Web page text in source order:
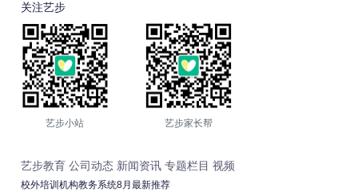
关注艺步
艺步小站 艺步家长帮
艺步教育 公司动态 新闻资讯 专题栏目 视频
校外培训机构教务系统8月最新推荐